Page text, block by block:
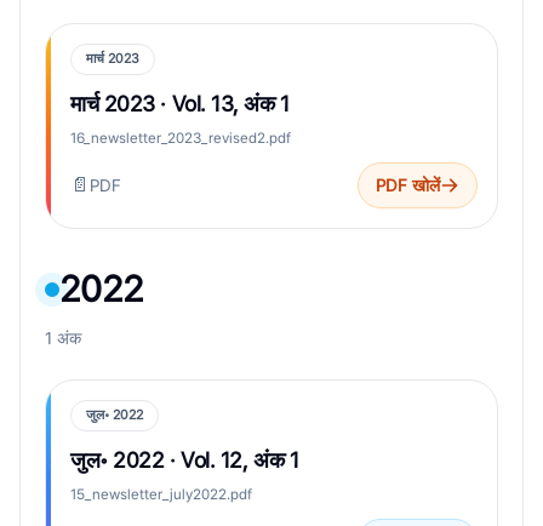
मार्च 2023
मार्च 2023 · Vol. 13, अंक 1
16_newsletter_2023_revised2.pdf
📄 PDF PDF खोलें
2022
1 अंक
जुल॰ 2022
जुल॰ 2022 · Vol. 12, अंक 1
15_newsletter_july2022.pdf